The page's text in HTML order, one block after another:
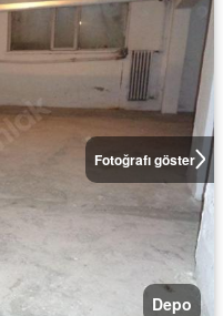
Fotoğrafı göster
Depo